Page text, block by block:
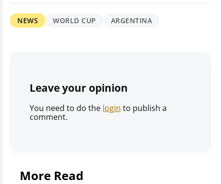
NEWS WORLD CUP ARGENTINA
Leave your opinion
You need to do the login to publish a
comment.
More Read